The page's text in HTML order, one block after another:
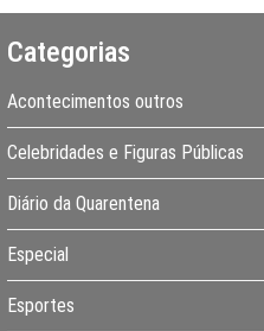
Categorias
Acontecimentos outros
Celebridades e Figuras Públicas
Diário da Quarentena
Especial
Esportes